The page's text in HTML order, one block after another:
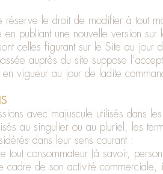
réserve le droit de modifier à tout
en publiant une nouvelle version
celles figurant sur le Site au jour
auprès du site suppose
vigueur au jour de ladite
avec majuscule utilisés dans
au singulier ou au pluriel, les
dans leur sens courant :
tout consommateur (à savoir,
cadre de son activité commerciale,